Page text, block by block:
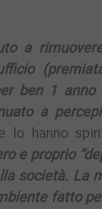
a
ben 1 anno
a
lo hanno
e proprio
società. La
fatto